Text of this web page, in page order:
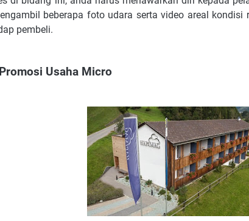
beberapa foto udara serta video areal
pembeli.
Usaha Micro